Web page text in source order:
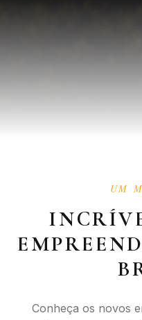
UM
Conheça os novos